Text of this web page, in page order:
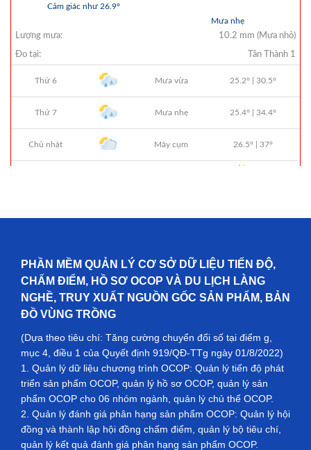
PHẦN MỀM QUẢN LÝ CƠ SỞ DỮ LIỆU TIẾN ĐỘ,
CHẤM ĐIỂM, HỒ SƠ OCOP VÀ DU LỊCH LÀNG
NGHỀ, TRUY XUẤT NGUỒN GỐC SẢN PHẨM, BẢN
ĐỒ VÙNG TRỒNG
(Dựa theo tiêu chí: Tăng cường chuyển đổi số tại điểm g,
mục 4, điều 1 của Quyết định 919/QĐ-TTg ngày 01/8/2022)
1. Quản lý dữ liệu chương trình OCOP: Quản lý tiến độ phát
triển sản phẩm OCOP, quản lý hồ sơ OCOP, quản lý sản
phẩm OCOP cho 06 nhóm ngành, quản lý chủ thể OCOP.
2. Quản lý đánh giá phân hạng sản phẩm OCOP: Quản lý hội
đồng và thành lập hội đồng chấm điểm, quản lý bộ tiêu chí,
quản lý kết quả đánh giá phân hạng sản phẩm OCOP.